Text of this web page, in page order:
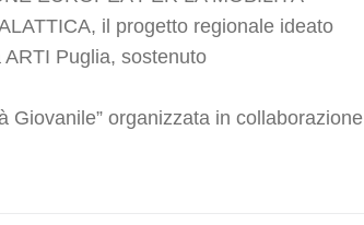
il progetto regionale ideato
ARTI Puglia, sostenuto
Giovanile” organizzata in collaborazione